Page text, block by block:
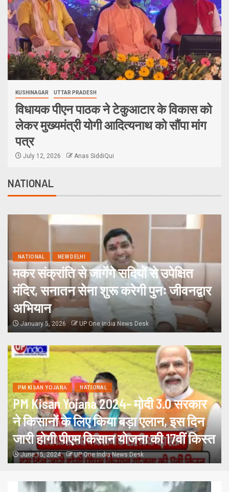
GORAKHPUR UTTAR PRADESH
“एक पेड़ माँ के नाम” – सेण्ट ऐण्ड्रयूज कॉलेज में
किया गया वृक्षारोपण
June 5, 2026
NATIONAL
NATIONAL NEW DELHI
मकर संक्रांति से जागेंगे सदियों से उपेक्षित
मंदिर, सनातन सेना शुरू करेगी पुनः जीवनद्वार
अभियान
January 5, 2026 UP One India News Desk
PM KISAN YOJANA NATIONAL
PM Kisan Yojana 2024- मोदी 3.0 सरकार
ने किसानों के लिए किया बड़ा एलान, इस दिन
जारी होगी पीएम किसान योजना की 17वीं किस्त
June 15, 2024 UP One India News Desk